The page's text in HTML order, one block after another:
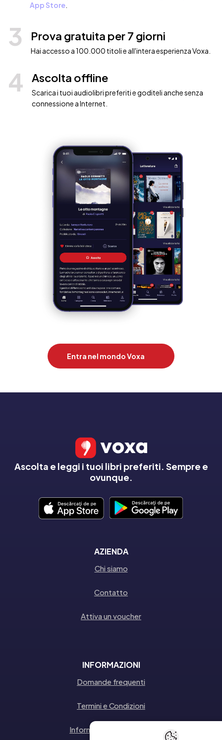
App Store
3 Prova gratuita per 7 giorni
Hai accesso a 100.000 titoli e all'intera esperienza Voxa.
4 Ascolta offline
Scarica i tuoi audiolibri preferiti e goditeli anche senza
connessione a Internet.
Entra nel mondo Voxa
Ascolta e leggi i tuoi libri preferiti. Sempre e
ovunque.
AZIENDA
Chi siamo
Contatto
Attiva un voucher
INFORMAZIONI
Domande frequenti
Termini e Condizioni
Informativa sulla privacy